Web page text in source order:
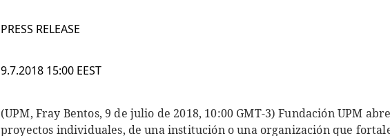
PRESS RELEASE
9.7.2018 15:00 EEST
(UPM, Fray Bentos, 9 de julio de 2018, 10:00 GMT-3) Fundación UPM
proyectos individuales, de una institución o una organización que